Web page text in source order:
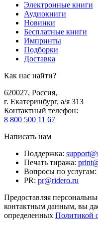
Электронные книги
Аудиокниги
Новинки
Бесплатные книги
Импринты
Подборки
Доставка
Как нас найти?
620027, Россия,
г. Екатеринбург, а/я 313
Контактный телефон:
8 800 500 11 67
Написать нам
Поддержка:
Печать тиража:
Вопросы по услугам:
PR: pr@ridero.ru
Предоставляя
контактным данным, вы
определенных Политикой